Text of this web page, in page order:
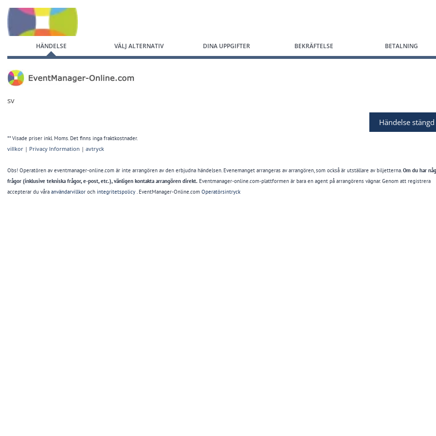
HÄNDELSE VÄLJ ALTERNATIV DINA UPPGIFTER BEKRÄFTELSE BETALNING
sv
Händelse stängd
** Visade priser inkl. Moms. Det finns inga fraktkostnader.
villkor | Privacy Information | avtryck
Obs! Operatören av eventmanager-online.com är inte arrangören av den erbjudna händelsen. Evenemanget arrangeras av arrangören, som också är utställare av biljetterna. Om du har
frågor (inklusive tekniska frågor, e-post, etc.), vänligen kontakta arrangören direkt. Eventmanager-online.com-plattformen är bara en agent på arrangörens vägnar. Genom att registrera
accepterar du våra användarvillkor och integritetspolicy . EventManager-Online.com Operatörsintryck